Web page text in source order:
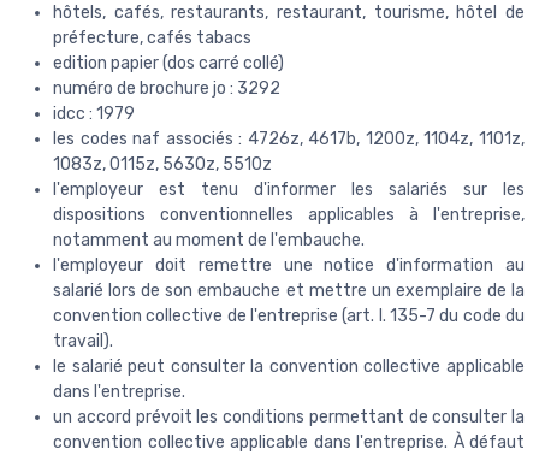
hôtels, cafés, restaurants, restaurant, tourisme, hôtel de
préfecture, cafés tabacs
edition papier (dos carré collé)
numéro de brochure jo : 3292
idcc : 1979
les codes naf associés : 4726z, 4617b, 1200z, 1104z, 1101z,
1083z, 0115z, 5630z, 5510z
l'employeur est tenu d'informer les salariés sur les
dispositions conventionnelles applicables à l'entreprise,
notamment au moment de l'embauche.
l'employeur doit remettre une notice d'information au
salarié lors de son embauche et mettre un exemplaire de la
convention collective de l'entreprise (art. l. 135-7 du code du
travail).
le salarié peut consulter la convention collective applicable
dans l'entreprise.
un accord prévoit les conditions permettant de consulter la
convention collective applicable dans l'entreprise. À défaut